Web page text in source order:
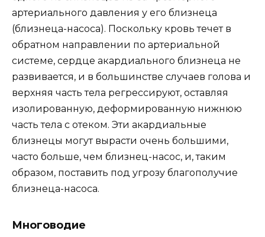
артериального давления у его близнеца
(близнеца-насоса). Поскольку кровь течет в
обратном направлении по артериальной
системе, сердце акардиального близнеца не
развивается, и в большинстве случаев голова и
верхняя часть тела регрессируют, оставляя
изолированную, деформированную нижнюю
часть тела с отеком. Эти акардиальные
близнецы могут вырасти очень большими,
часто больше, чем близнец-насос, и, таким
образом, поставить под угрозу благополучие
близнеца-насоса.
Многоводие